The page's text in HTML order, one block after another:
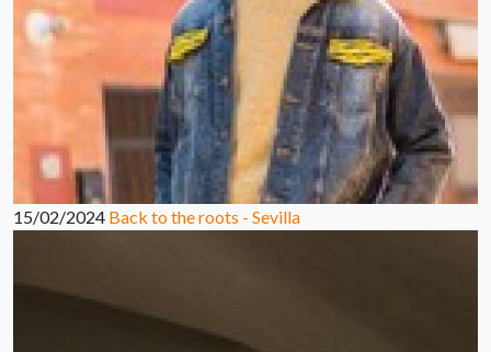
15/02/2024 Back to the roots - Sevilla